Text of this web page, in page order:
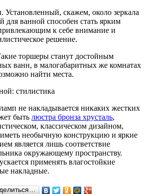
Установленный, скажем, около зеркала
для ванной способен стать ярким
к себе внимание и
решение.
торшеры станут достойным
ванн, в малогабаритных же комнатах
найти места.
стилистика
не накладывается никаких жестких
быть люстра бронза хрусталь,
классическом дизайном,
необычную конструкцию и яркие
является лишь соответствие
окружающему пространству.
применять влагостойкие
накладные.